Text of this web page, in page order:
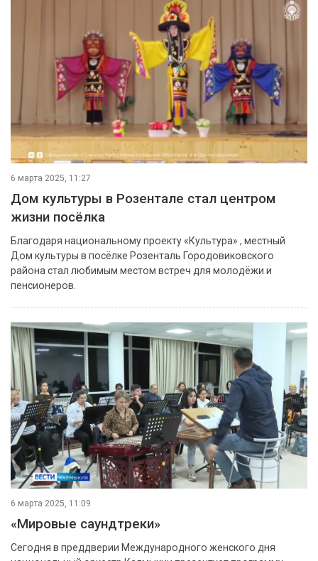
6 марта 2025, 11:27
Дом культуры в Розентале стал центром
жизни посёлка
Благодаря национальному проекту «Культура» , местный
Дом культуры в посёлке Розенталь Городовиковского
района стал любимым местом встреч для молодёжи и
пенсионеров.
6 марта 2025, 11:09
«Мировые саундтреки»
Сегодня в преддверии Международного женского дня